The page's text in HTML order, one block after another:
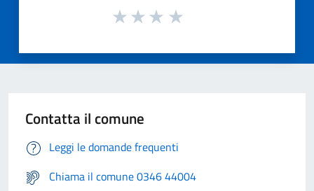
Contatta il comune
Leggi le domande frequenti
Chiama il comune 0346 44004